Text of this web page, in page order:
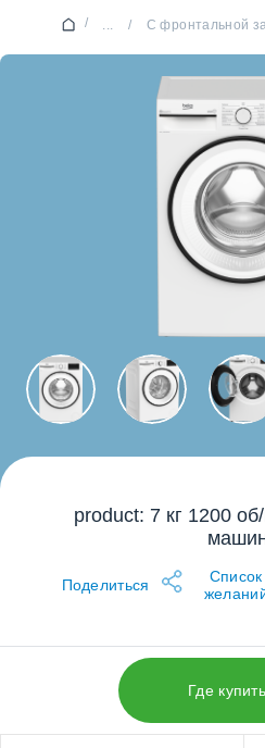
/ ... / С фронтальной
product: 7 кг 1200
Поделиться
Список
Где купить